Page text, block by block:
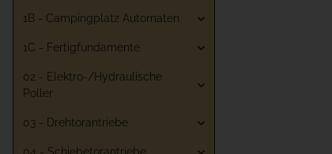
1B - Campingplatz Automaten
1C - Fertigfundamente
02 - Elektro-/Hydraulische
Poller
03 - Drehtorantriebe